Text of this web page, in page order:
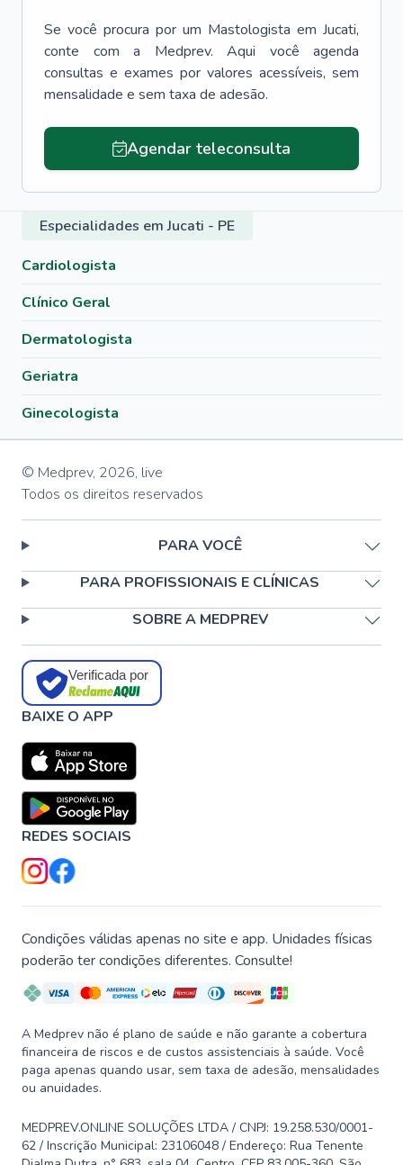
Se você procura por um Mastologista em Jucati,
conte com a Medprev. Aqui você agenda
consultas e exames por valores acessíveis, sem
mensalidade e sem taxa de adesão.
Agendar teleconsulta
Especialidades em Jucati - PE
Cardiologista
Clínico Geral
Dermatologista
Geriatra
Ginecologista
© Medprev, 2026, live
Todos os direitos reservados
PARA VOCÊ
PARA PROFISSIONAIS E CLÍNICAS
SOBRE A MEDPREV
Verificada por
BAIXE O APP
REDES SOCIAIS
Condições válidas apenas no site e app. Unidades físicas
poderão ter condições diferentes. Consulte!
A Medprev não é plano de saúde e não garante a cobertura
financeira de riscos e de custos assistenciais à saúde. Você
paga apenas quando usar, sem taxa de adesão, mensalidades
ou anuidades.
MEDPREV.ONLINE SOLUÇÕES LTDA / CNPJ: 19.258.530/0001-
62 / Inscrição Municipal: 23106048 / Endereço: Rua Tenente